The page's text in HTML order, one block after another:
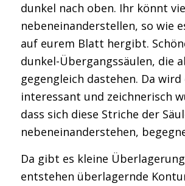
dunkel nach oben. Ihr könnt
nebeneinanderstellen, so wie
auf eurem Blatt hergibt.
dunkel-Übergangssäulen, die
gegengleich dastehen. Da wird
interessant und zeichnerisch
dass sich diese Striche der
nebeneinanderstehen,
Da gibt es kleine
entstehen überlagernde